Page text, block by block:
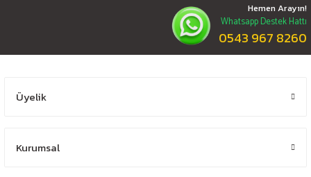
Hemen Arayın!
Whatsapp Destek Hattı
0543 967 8260
Üyelik
Kurumsal